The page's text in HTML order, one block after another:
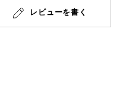
レビューを書く